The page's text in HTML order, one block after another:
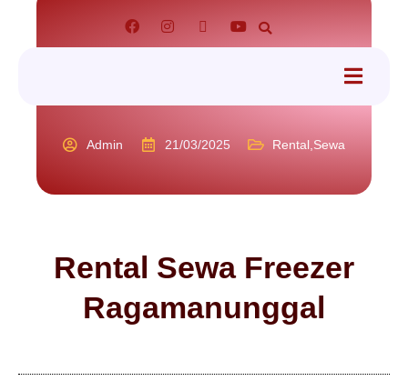
Admin 21/03/2025 Rental Sewa
Rental Sewa Freezer
Ragamanunggal